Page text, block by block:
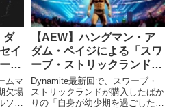
ダ
イ
・
と
ムマ
欠場
ソ
【AEW】ハングマン・ア
ダム・ペイジによる「スワ
ーブ・ストリックランドが
幼少期を過ごした家への放
火」の裏側が報じられる。
いつ計画され、どのように
Dynamite最新回で、スワーブ・
ストリックランドが購入したばか
りの「自身が幼少期を過ごした